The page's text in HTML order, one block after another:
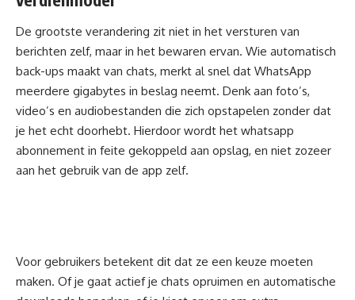
De grootste verandering zit niet in het versturen van
berichten zelf, maar in het bewaren ervan. Wie automatisch
back-ups maakt van chats, merkt al snel dat WhatsApp
meerdere gigabytes in beslag neemt. Denk aan foto’s,
video’s en audiobestanden die zich opstapelen zonder dat
je het echt doorhebt. Hierdoor wordt het whatsapp
abonnement in feite gekoppeld aan opslag, en niet zozeer
aan het gebruik van de app zelf.
Voor gebruikers betekent dit dat ze een keuze moeten
maken. Of je gaat actief je chats opruimen en automatische